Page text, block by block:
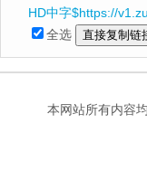
HD中字$https://
全选
本网站所有内容